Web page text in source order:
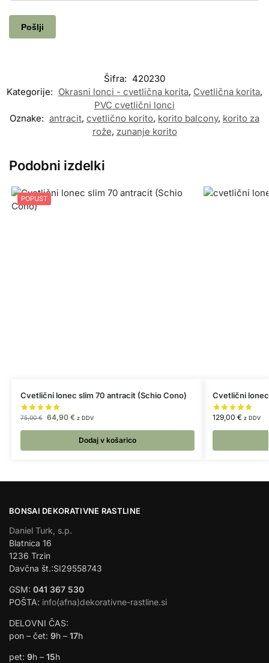
Šifra: 420230
Kategorije: Okrasni lonci - cvetlična korita, Cvetlična korita,
PVC cvetlični lonci
Oznake: antracit, cvetlično korito, korito balcony, korito za
rože, zunanje korito
Podobni izdelki
POPUST
Cvetlični lonec slim 70 antracit (Schio Cono)
75,00€ 64,90 € z DDV
Dodaj v košarico
Cvetlični
129,00 € z DDV
BONSAI DEKORATIVNE RASTLINE
Daniel Turk, s.p.
Blatnica 16
1236 Trzin
Davčna št.:SI29558743
GSM: 041 367 530
POŠTA: info(afna)dekorativne-rastline.si
DELOVNI ČAS:
pon – čet: 9h – 17h
pet: 9h – 15h